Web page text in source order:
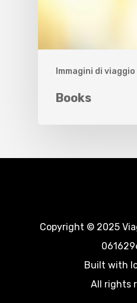
Immagini di viaggio
Books
Copyright © 2025
Built with
All rights